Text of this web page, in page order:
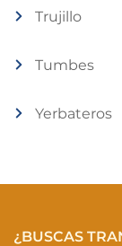
Trujillo
Tumbes
Yerbateros
¿BUSCAS